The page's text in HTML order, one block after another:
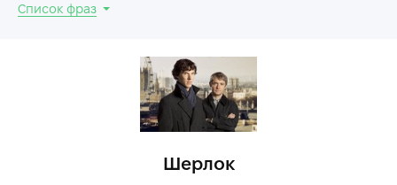
Список фраз
Шерлок